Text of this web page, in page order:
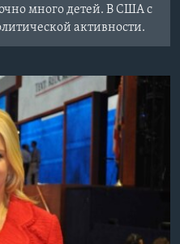
много детей. В США с
активности.